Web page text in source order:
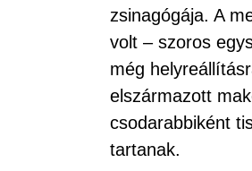
zsinagógája. A
volt – szoros
még
elszármazott
csodarabbiként
tartanak.